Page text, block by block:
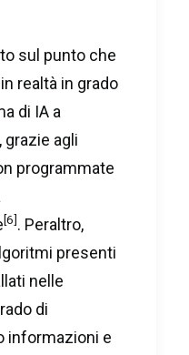
sul punto che
realtà in grado
di IA a
grazie agli
programmate
[6]. Peraltro,
presenti
nelle
di
informazioni e